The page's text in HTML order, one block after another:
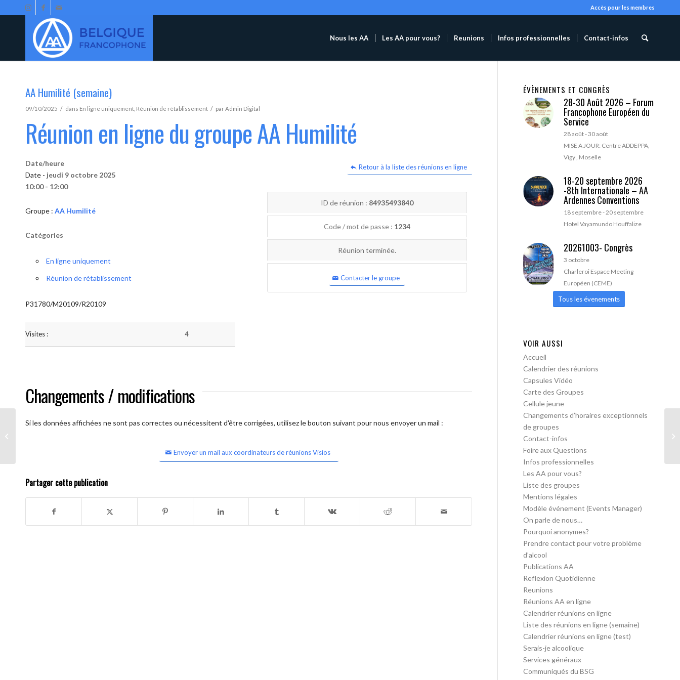
Accès pour les membres
Nous les AA Les AA pour vous? Reunions Infos professionnelles Contact-infos
AA Humilité (semaine)
09/10/2025 / dans En ligne uniquement Réunion de rétablissement / parAdmin Digital
Réunion en ligne du groupe AA Humilité
Retour à la liste des réunions en ligne
Date/heure
Date - jeudi 9 octobre 2025
10:00 - 12:00
Groupe : AA Humilité
Catégories
En ligne uniquement
Réunion de rétablissement
P31780/M20109/R20109
Visites : 4
ID de réunion : 84935493840
Code / mot de passe : 1234
Réunion terminée.
Contacter le groupe
Changements / modifications
Si les données affichées ne sont pas correctes ou nécessitent d'être corrigées, utilisez le bouton suivant pour nous envoyer un mail :
Envoyer un mail aux coordinateurs de réunions Visios
Partager cette publication
ÉVÈNEMENTS ET CONGRÈS
28-30 Août 2026 – Forum
Francophone Européen du
Service
28 août-30 août
MISE A JOUR: Centre ADDEPPA,
Vigy , Moselle
18-20 septembre 2026
-8th Internationale – AA
Ardennes Conventions
18 septembre-20 septembre
Hotel Vayamundo Houffalize
20261003- Congrès
3 octobre
Charleroi Espace Meeting
Européen (CEME)
Tous les évenements
VOIR AUSSI
Accueil
Calendrier des réunions
Capsules Vidéo
Carte des Groupes
Cellule jeune
Changements d’horaires exceptionnels
de groupes
Contact-infos
Foire aux Questions
Infos professionnelles
Les AA pour vous?
Liste des groupes
Mentions légales
Modèle événement (Events Manager)
On parle de nous…
Pourquoi anonymes?
Prendre contact pour votre problème
d’alcool
Publications AA
Reflexion Quotidienne
Reunions
Réunions AA en ligne
Calendrier réunions en ligne
Liste des réunions en ligne (semaine)
Calendrier réunions en ligne (test)
Serais-je alcoolique
Services généraux
Communiqués du BSG